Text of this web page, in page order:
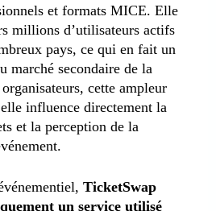
et formats MICE. Elle
millions d’utilisateurs actifs
pays, ce qui en fait un
marché secondaire de la
cette ampleur
influence directement la
et la perception de la
TicketSwap
un service utilisé